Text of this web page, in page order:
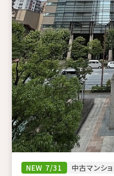
NEW 7/31 中古マンシ